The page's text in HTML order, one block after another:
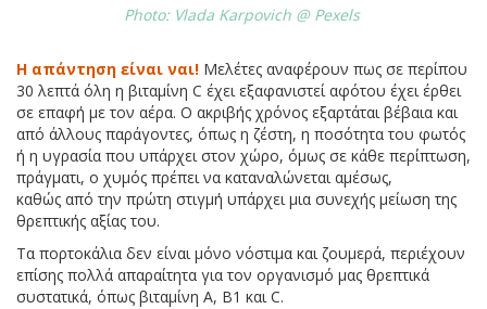
Photo: Vlada Karpovich @ Pexels
Η απάντηση είναι ναι! Μελέτες αναφέρουν πως σε περίπου
30 λεπτά όλη η βιταμίνη C έχει εξαφανιστεί αφότου έχει έρθει
σε επαφή με τον αέρα. Ο ακριβής χρόνος εξαρτάται βέβαια και
από άλλους παράγοντες, όπως η ζέστη, η ποσότητα του φωτός
ή η υγρασία που υπάρχει στον χώρο, όμως σε κάθε περίπτωση,
πράγματι, ο χυμός πρέπει να καταναλώνεται αμέσως,
καθώς από την πρώτη στιγμή υπάρχει μια συνεχής μείωση της
θρεπτικής αξίας του.
Τα πορτοκάλια δεν είναι μόνο νόστιμα και ζουμερά, περιέχουν
επίσης πολλά απαραίτητα για τον οργανισμό μας θρεπτικά
συστατικά, όπως βιταμίνη Α, Β1 και C.